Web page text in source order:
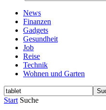
News
Finanzen
Gadgets
Gesundheit
Job
Reise
Technik
Wohnen und Garten
Start Suche